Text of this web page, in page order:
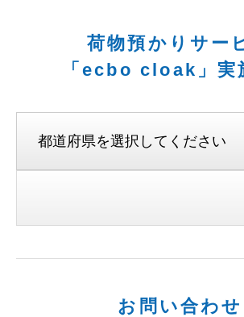
荷物預かりサー
「ecbo cloak」実
お問い合わせ